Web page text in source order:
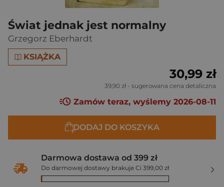
Świat jednak jest normalny
Grzegorz Eberhardt
KSIĄŻKA
30,99 zł
39,90 zł - sugerowana cena detaliczna
Zamów teraz, wyślemy 2026-08-11
DODAJ DO KOSZYKA
Darmowa dostawa od 399 zł
Do darmowej dostawy brakuje Ci 399,00 zł